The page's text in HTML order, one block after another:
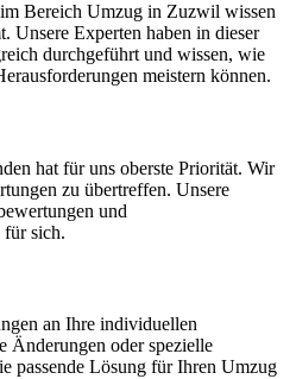
Bereich Umzug in Zuzwil wissen
Unsere Experten haben in dieser
durchgeführt und wissen, wie
meistern können.
hat für uns oberste Priorität. Wir
zu übertreffen. Unsere
und
für sich.
an Ihre individuellen
Änderungen oder spezielle
passende Lösung für Ihren Umzug